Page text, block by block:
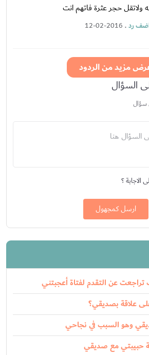
ولاتقل حجر عثرة فاتهم انت
رد.
12-02-2016
مزيد من الردود
السؤال
سؤال
السؤال هنا
؟
ارسل كمجهول
عن التقدم لفتاة أعجبتني
علاقة بصديقي؟
وهو السبب في نجاحي
حبيبتي مع صديقي